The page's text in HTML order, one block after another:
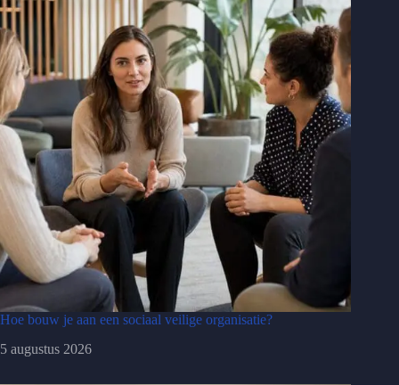
Hoe bouw je aan een sociaal veilige organisatie?
5 augustus 2026